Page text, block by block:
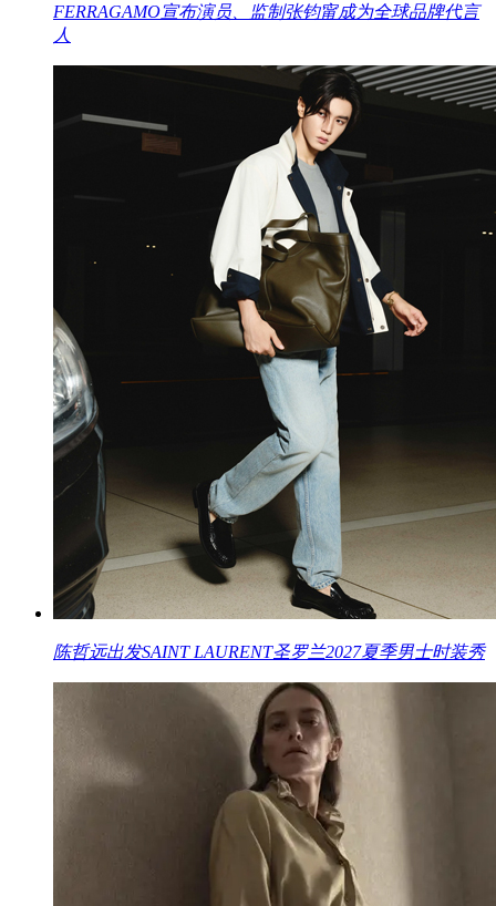
FERRAGAMO宣布演员、监制张钧甯成为全球品牌代言
人
陈哲远出发SAINT LAURENT圣罗兰2027夏季男士时装秀